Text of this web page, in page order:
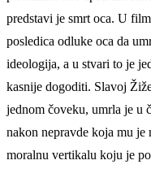
predstavi je smrt oca. U
posledica odluke oca da
ideologija, a u stvari to je
kasnije dogoditi. Slavoj
jednom čoveku, umrla je u
nakon nepravde koja mu je
moralnu vertikalu koju je